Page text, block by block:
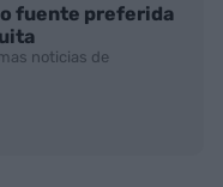
fuente preferida
noticias de